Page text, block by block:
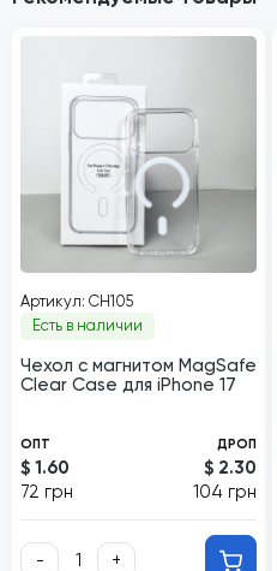
Артикул: CH105
Есть в наличии
Чехол с магнитом MagSafe
Clear Case для iPhone 17
ОПТ
$ 1.60
72 грн
ДРОП
$ 2.30
104 грн
- +